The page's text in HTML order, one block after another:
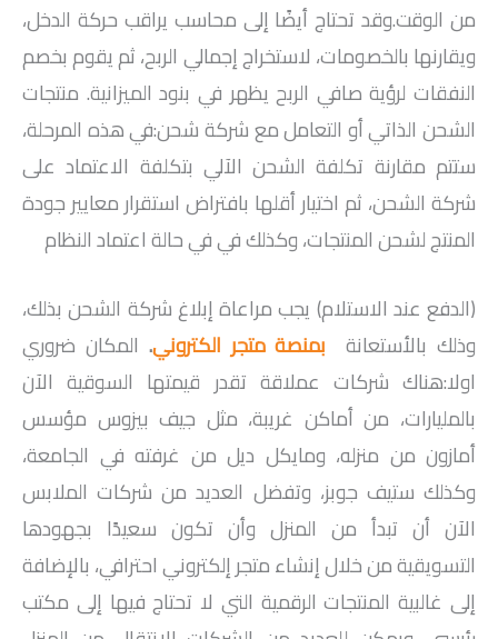
من الوقت.وقد تحتاج أيضًا إلى محاسب يراقب حركة الدخل،
ويقارنها بالخصومات، لاستخراج إجمالي الربح، ثم يقوم بخصم
النفقات لرؤية صافي الربح يظهر في بنود الميزانية. منتجات
الشحن الذاتي أو التعامل مع شركة شحن:في هذه المرحلة،
ستتم مقارنة تكلفة الشحن الآلي بتكلفة الاعتماد على
شركة الشحن، ثم اختيار أقلها بافتراض استقرار معايير جودة
المنتج لشحن المنتجات، وكذلك في في حالة اعتماد النظام
(الدفع عند الاستلام) يجب مراعاة إبلاغ شركة الشحن بذلك،
وذلك بالأستعانة بمنصة متجر الكتروني. المكان ضروري
اولا:هناك شركات عملاقة تقدر قيمتها السوقية الآن
بالمليارات، من أماكن غريبة، مثل جيف بيزوس مؤسس
أمازون من منزله، ومايكل ديل من غرفته في الجامعة،
وكذلك ستيف جوبز، وتفضل العديد من شركات الملابس
الآن أن تبدأ من المنزل وأن تكون سعيدًا بجهودها
التسويقية من خلال إنشاء متجر إلكتروني احترافي، بالإضافة
إلى غالبية المنتجات الرقمية التي لا تحتاج فيها إلى مكتب